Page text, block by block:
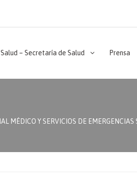
– Secretaría de Salud Prensa
MÉDICO Y SERVICIOS DE